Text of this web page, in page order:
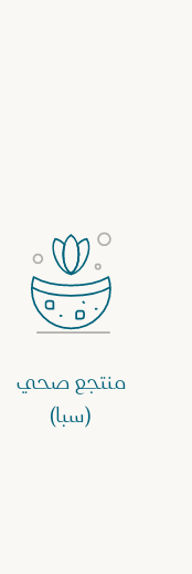
منتجع صحي
(سبا)